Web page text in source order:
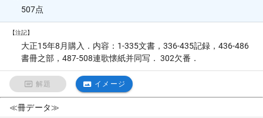
507点
【注記】
大正15年8月購入．内容：1-335文書，336-435記録，436-486
書冊之部，487-508連歌懐紙并同写． 302欠番．
解題 イメージ
≪冊データ≫